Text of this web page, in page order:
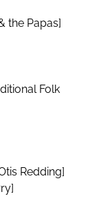
the Papas]
Folk
Redding]